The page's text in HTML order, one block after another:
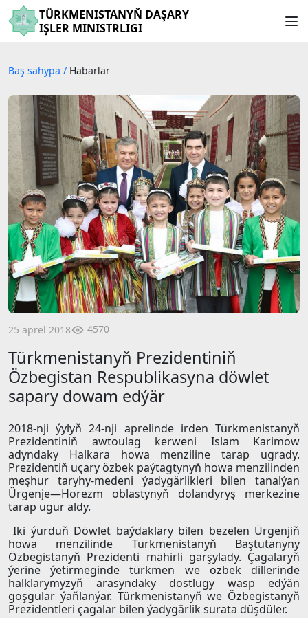
TÜRKMENISTANYŇ DAŞARY
IŞLER MINISTRLIGI
Baş sahypa / Habarlar
25 aprel 2018 4570
Türkmenistanyň Prezidentiniň
Özbegistan Respublikasyna döwlet
sapary dowam edýär
2018-nji ýylyň 24-nji aprelinde irden Türkmenistanyň
Prezidentiniň awtoulag kerweni Islam Karimow
adyndaky Halkara howa menziline tarap ugrady.
Prezidentiň uçary özbek paýtagtynyň howa menzilinden
meşhur taryhy-medeni ýadygärlikleri bilen tanalýan
Ürgenje—Horezm oblastynyň dolandyryş merkezine
tarap ugur aldy.
Iki ýurduň Döwlet baýdaklary bilen bezelen Ürgenjiň
howa menzilinde Türkmenistanyň Baştutanyny
Özbegistanyň Prezidenti mähirli garşylady. Çagalaryň
ýerine ýetirmeginde türkmen we özbek dillerinde
halklarymyzyň arasyndaky dostlugy wasp edýän
goşgular ýaňlanýar. Türkmenistanyň we Özbegistanyň
Prezidentleri çagalar bilen ýadygärlik surata düşdüler.